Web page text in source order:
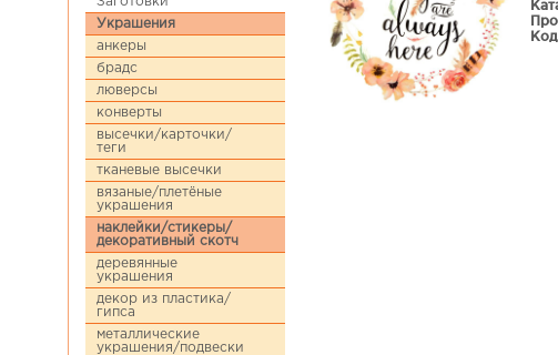
Украшения
анкеры
брадс
люверсы
конверты
высечки/карточки/
теги
тканевые высечки
вязаные/плетёные
украшения
наклейки/стикеры/
декоративный скотч
деревянные
украшения
декор из пластика/
гипса
металлические
украшения/подвески